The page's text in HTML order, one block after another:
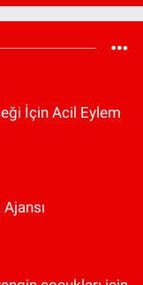
İçin Acil Eylem